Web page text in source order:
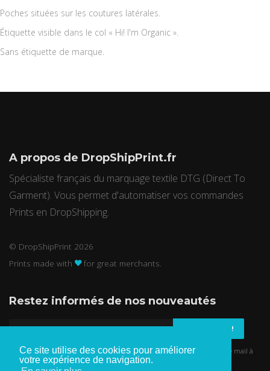
Ce site utilise des cookies pour améliorer
votre expérience de navigation.
Poches situées sur les coutures latérales.
Étiquette visible dans le col « Hi! I'm Organic ».
Sans étiquette de marque.
A propos de DropShipPrint.fr
Spécialiste français du marquage textile DTG (Direct To
Garment). Vous permet d'automatiser vos commandes
Prints en DropShipping.
© DropShipPrint 2026
Prints made with
for great merchants.
Restez informés de nos nouveautés
M'AVERTIR !
Nous ne vous enverrons pas de spam et ne communiquerons pas votre mail à
des tiers.